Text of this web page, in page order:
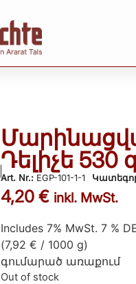
Դելիչե 530
Art. Nr.: EGP-101-1-1
4,20 € inkl. MwSt.
Includes 7% MwSt. 7 %
(7,92 € / 1000 g)
գումարած առաքում
Out of stock